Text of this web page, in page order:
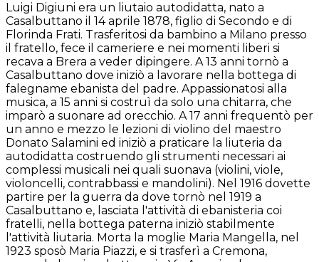
Luigi Digiuni era un liutaio autodidatta, nato a
Casalbuttano il 14 aprile 1878, figlio di Secondo e di
Florinda Frati. Trasferitosi da bambino a Milano presso
il fratello, fece il cameriere e nei momenti liberi si
recava a Brera a veder dipingere. A 13 anni tornò a
Casalbuttano dove iniziò a lavorare nella bottega di
falegname ebanista del padre. Appassionatosi alla
musica, a 15 anni si costruì da solo una chitarra, che
imparò a suonare ad orecchio. A 17 anni frequentò per
un anno e mezzo le lezioni di violino del maestro
Donato Salamini ed iniziò a praticare la liuteria da
autodidatta costruendo gli strumenti necessari ai
complessi musicali nei quali suonava (violini, viole,
violoncelli, contrabbassi e mandolini). Nel 1916 dovette
partire per la guerra da dove tornò nel 1919 a
Casalbuttano e, lasciata l'attività di ebanisteria coi
fratelli, nella bottega paterna iniziò stabilmente
l'attività liutaria. Morta la moglie Maria Mangella, nel
1923 sposò Maria Piazzi, e si trasferì a Cremona,